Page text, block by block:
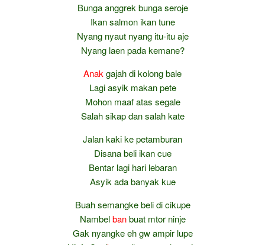
Bunga anggrek bunga seroje
Ikan salmon ikan tune
Nyang nyaut nyang itu-itu aje
Nyang laen pada kemane?
Anak gajah di kolong bale
Lagi asyik makan pete
Mohon maaf atas segale
Salah sikap dan salah kate
Jalan kaki ke petamburan
Disana beli ikan cue
Bentar lagi hari lebaran
Asyik ada banyak kue
Buah semangke beli di cikupe
Nambelbanbuat mtor ninje
Gak nyangke eh gw ampir lupe